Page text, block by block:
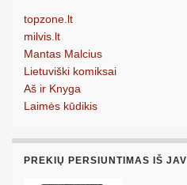
topzone.lt
milvis.lt
Mantas Malcius
Lietuviški komiksai
Aš ir Knyga
Laimės kūdikis
PREKIŲ PERSIUNTIMAS IŠ JAV